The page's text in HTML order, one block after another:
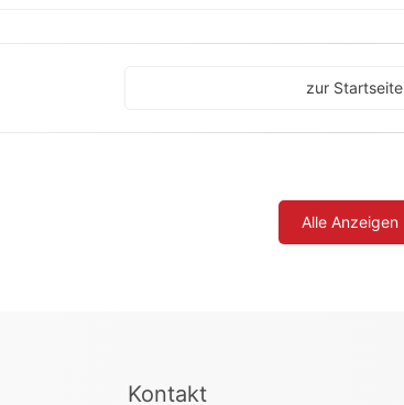
zur Startseite
Alle Anzeigen
Kontakt